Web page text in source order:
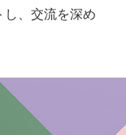
し、交流を深め